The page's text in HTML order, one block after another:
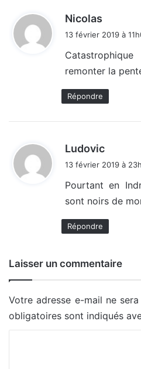
Nicolas
:
13 février 2019 à
remonter la
Répondre
Ludovic
:
13 février 2019 à
Pourtant en
sont noirs de
Répondre
Laisser un commentaire
Votre adresse e-mail ne
obligatoires sont indiqués